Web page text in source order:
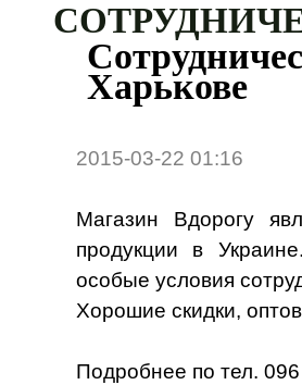
Харькове
2015-03-22 01:16
Магазин Вдорогу
продукции в
особые условия
Хорошие скидки,
Подробнее по тел.